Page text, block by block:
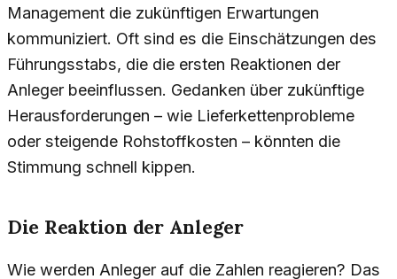
Management die zukünftigen Erwartungen
kommuniziert. Oft sind es die Einschätzungen des
Führungsstabs, die die ersten Reaktionen der
Anleger beeinflussen. Gedanken über zukünftige
Herausforderungen – wie Lieferkettenprobleme
oder steigende Rohstoffkosten – könnten die
Stimmung schnell kippen.
Die Reaktion der Anleger
Wie werden Anleger auf die Zahlen reagieren? Das